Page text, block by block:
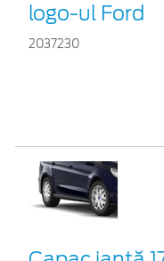
logo-ul Ford
2037230